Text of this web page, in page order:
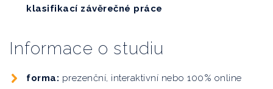
klasifikací závěrečné práce
Informace o studiu
forma: prezenční, interaktivní nebo 100% online